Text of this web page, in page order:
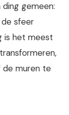
gemeen:
sfeer
is het meest
de muren te